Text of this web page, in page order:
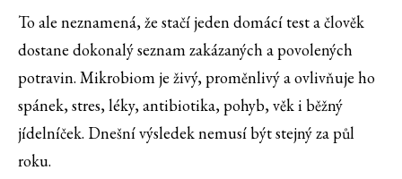
To ale neznamená, že stačí jeden domácí test a člověk
dostane dokonalý seznam zakázaných a povolených
potravin. Mikrobiom je živý, proměnlivý a ovlivňuje ho
spánek, stres, léky, antibiotika, pohyb, věk i běžný
jídelníček. Dnešní výsledek nemusí být stejný za půl
roku.